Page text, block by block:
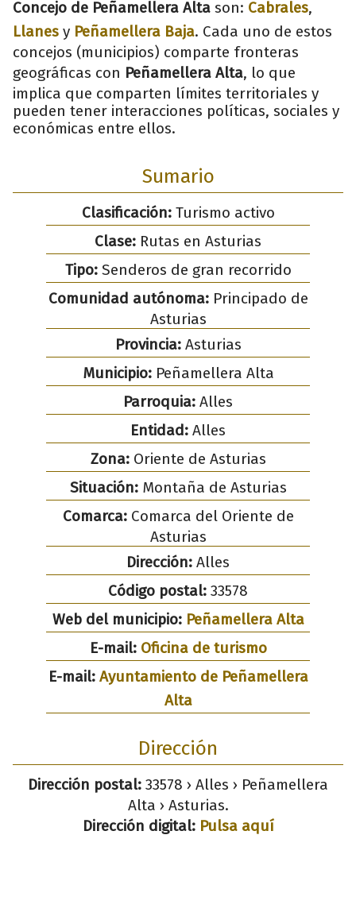
Concejo de Peñamellera Alta son: Cabrales,
Llanes y Peñamellera Baja. Cada uno de estos
concejos (municipios) comparte fronteras
geográficas con Peñamellera Alta, lo que
implica que comparten límites territoriales y
pueden tener interacciones políticas, sociales y
económicas entre ellos.
Sumario
Clasificación:Turismo activo
Clase: Rutas en Asturias
Tipo:Senderos de gran recorrido
Comunidad autónoma:Principado de
Asturias
Provincia:Asturias
Municipio:Peñamellera Alta
Parroquia: Alles
Entidad: Alles
Zona:Oriente de Asturias
Situación:Montaña de Asturias
Comarca:Comarca del Oriente de
Asturias
Dirección: Alles
Código postal: 33578
Web del municipio: Peñamellera Alta
E-mail: Oficina de turismo
E-mail: Ayuntamiento de Peñamellera
Alta
Dirección
Dirección postal: 33578 › Alles › Peñamellera
Alta › Asturias.
Dirección digital: Pulsa aquí